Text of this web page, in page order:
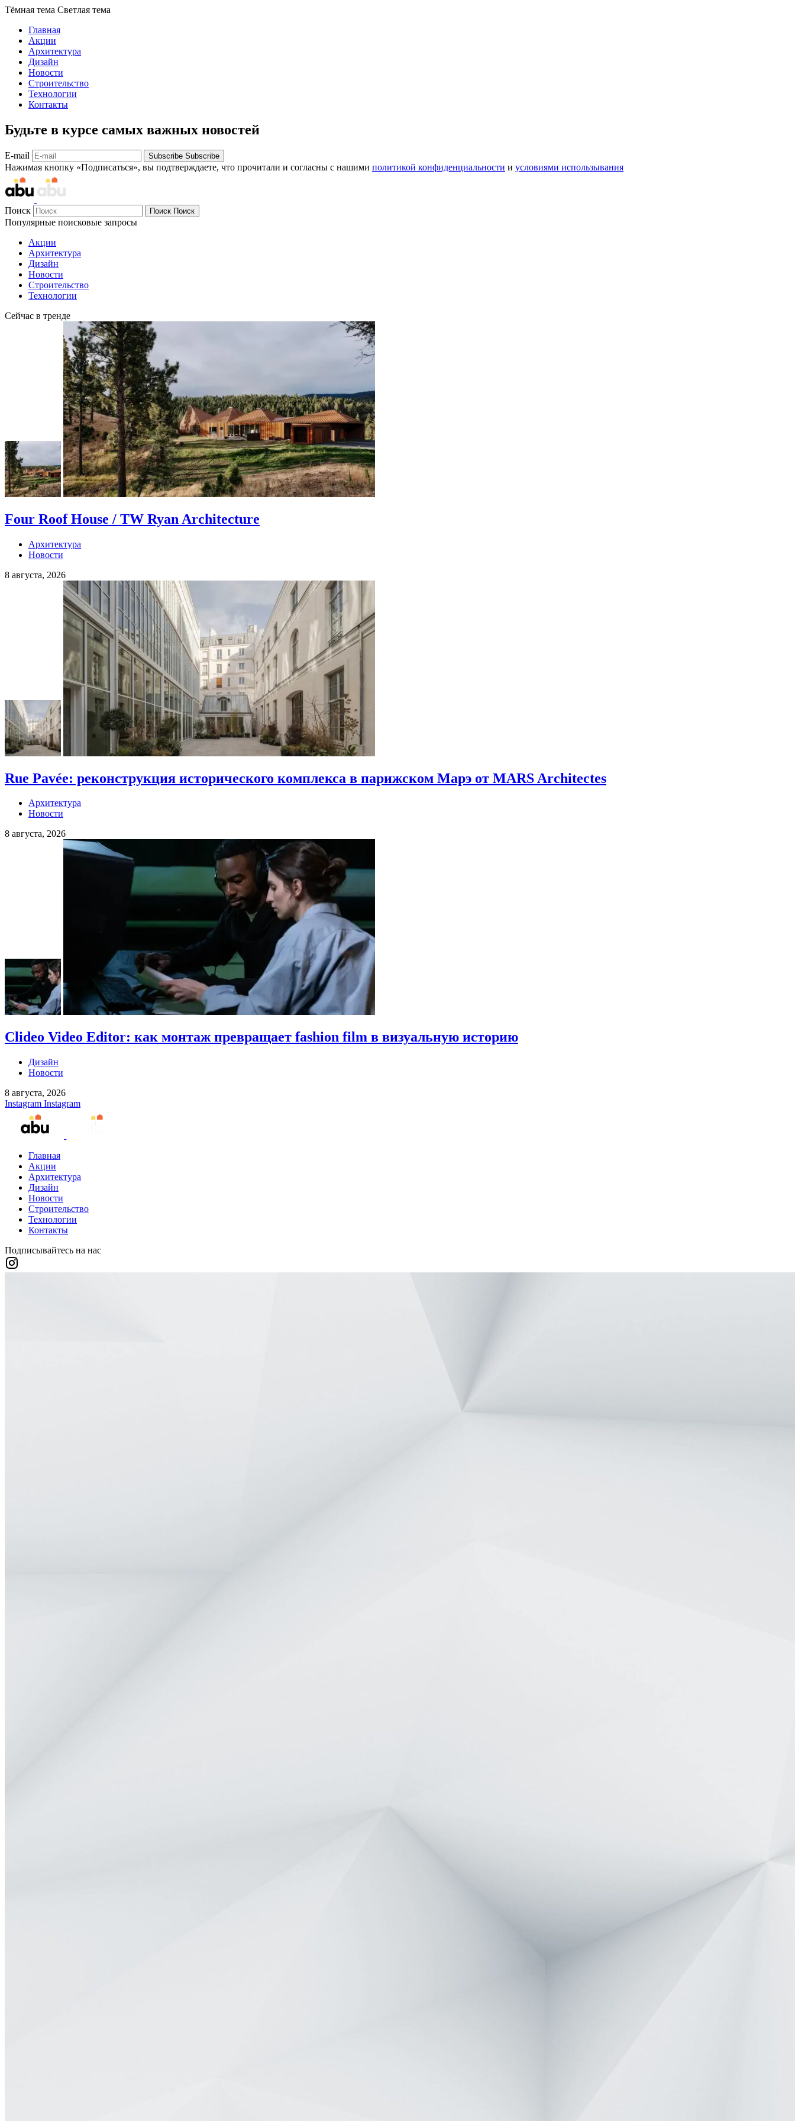
Тёмная тема Светлая тема
Главная
Акции
Архитектура
Дизайн
Новости
Строительство
Технологии
Контакты
Будьте в курсе самых важных новостей
E-mail Subscribe Subscribe
Нажимая кнопку «Подписаться», вы подтверждаете, что прочитали и согласны с нашими политикой конфиденциальности и условиями использывания
Поиск Поиск Поиск
Популярные поисковые запросы
Акции
Архитектура
Дизайн
Новости
Строительство
Технологии
Сейчас в тренде
Four Roof House / TW Ryan Architecture
Архитектура
Новости
8 августа, 2026
Rue Pavée: реконструкция исторического комплекса в парижском Марэ от MARS Architectes
Архитектура
Новости
8 августа, 2026
Clideo Video Editor: как монтаж превращает fashion film в визуальную историю
Дизайн
Новости
8 августа, 2026
Instagram Instagram
Главная
Акции
Архитектура
Дизайн
Новости
Строительство
Технологии
Контакты
Подписывайтесь на нас